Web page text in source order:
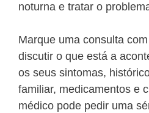
noturna e tratar o
Marque uma consulta
discutir o que está a
os seus sintomas,
familiar, medicamentos e
médico pode pedir uma